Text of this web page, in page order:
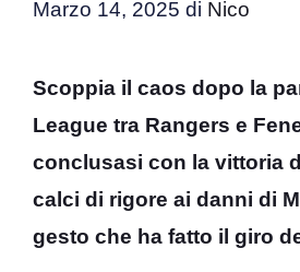
Marzo 14, 2025 di Nico
Scoppia il caos dopo la
League tra Rangers e
conclusasi con la vittoria
calci di rigore ai danni di
gesto che ha fatto il giro